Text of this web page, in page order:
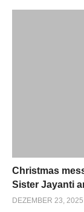
Christmas
Sister Jayanti
DEZEMBER 23, 2025